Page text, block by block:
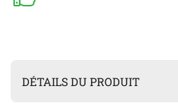
DÉTAILS DU PRODUIT